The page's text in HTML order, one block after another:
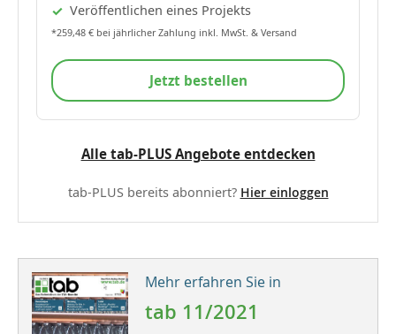
Veröffentlichen eines Projekts
*259,48 € bei jährlicher Zahlung inkl. MwSt. & Versand
Jetzt bestellen
Alle tab-PLUS Angebote entdecken
tab-PLUS bereits abonniert? Hier einloggen
Mehr erfahren Sie in
tab 11/2021